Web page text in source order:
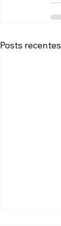
Posts recentes